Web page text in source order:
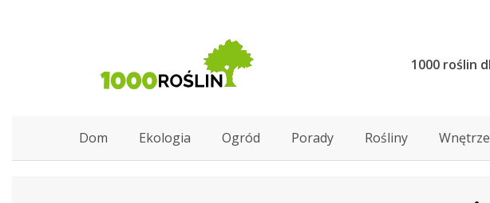
1000 roślin
Dom Ekologia Ogród Porady Rośliny Wnętrze